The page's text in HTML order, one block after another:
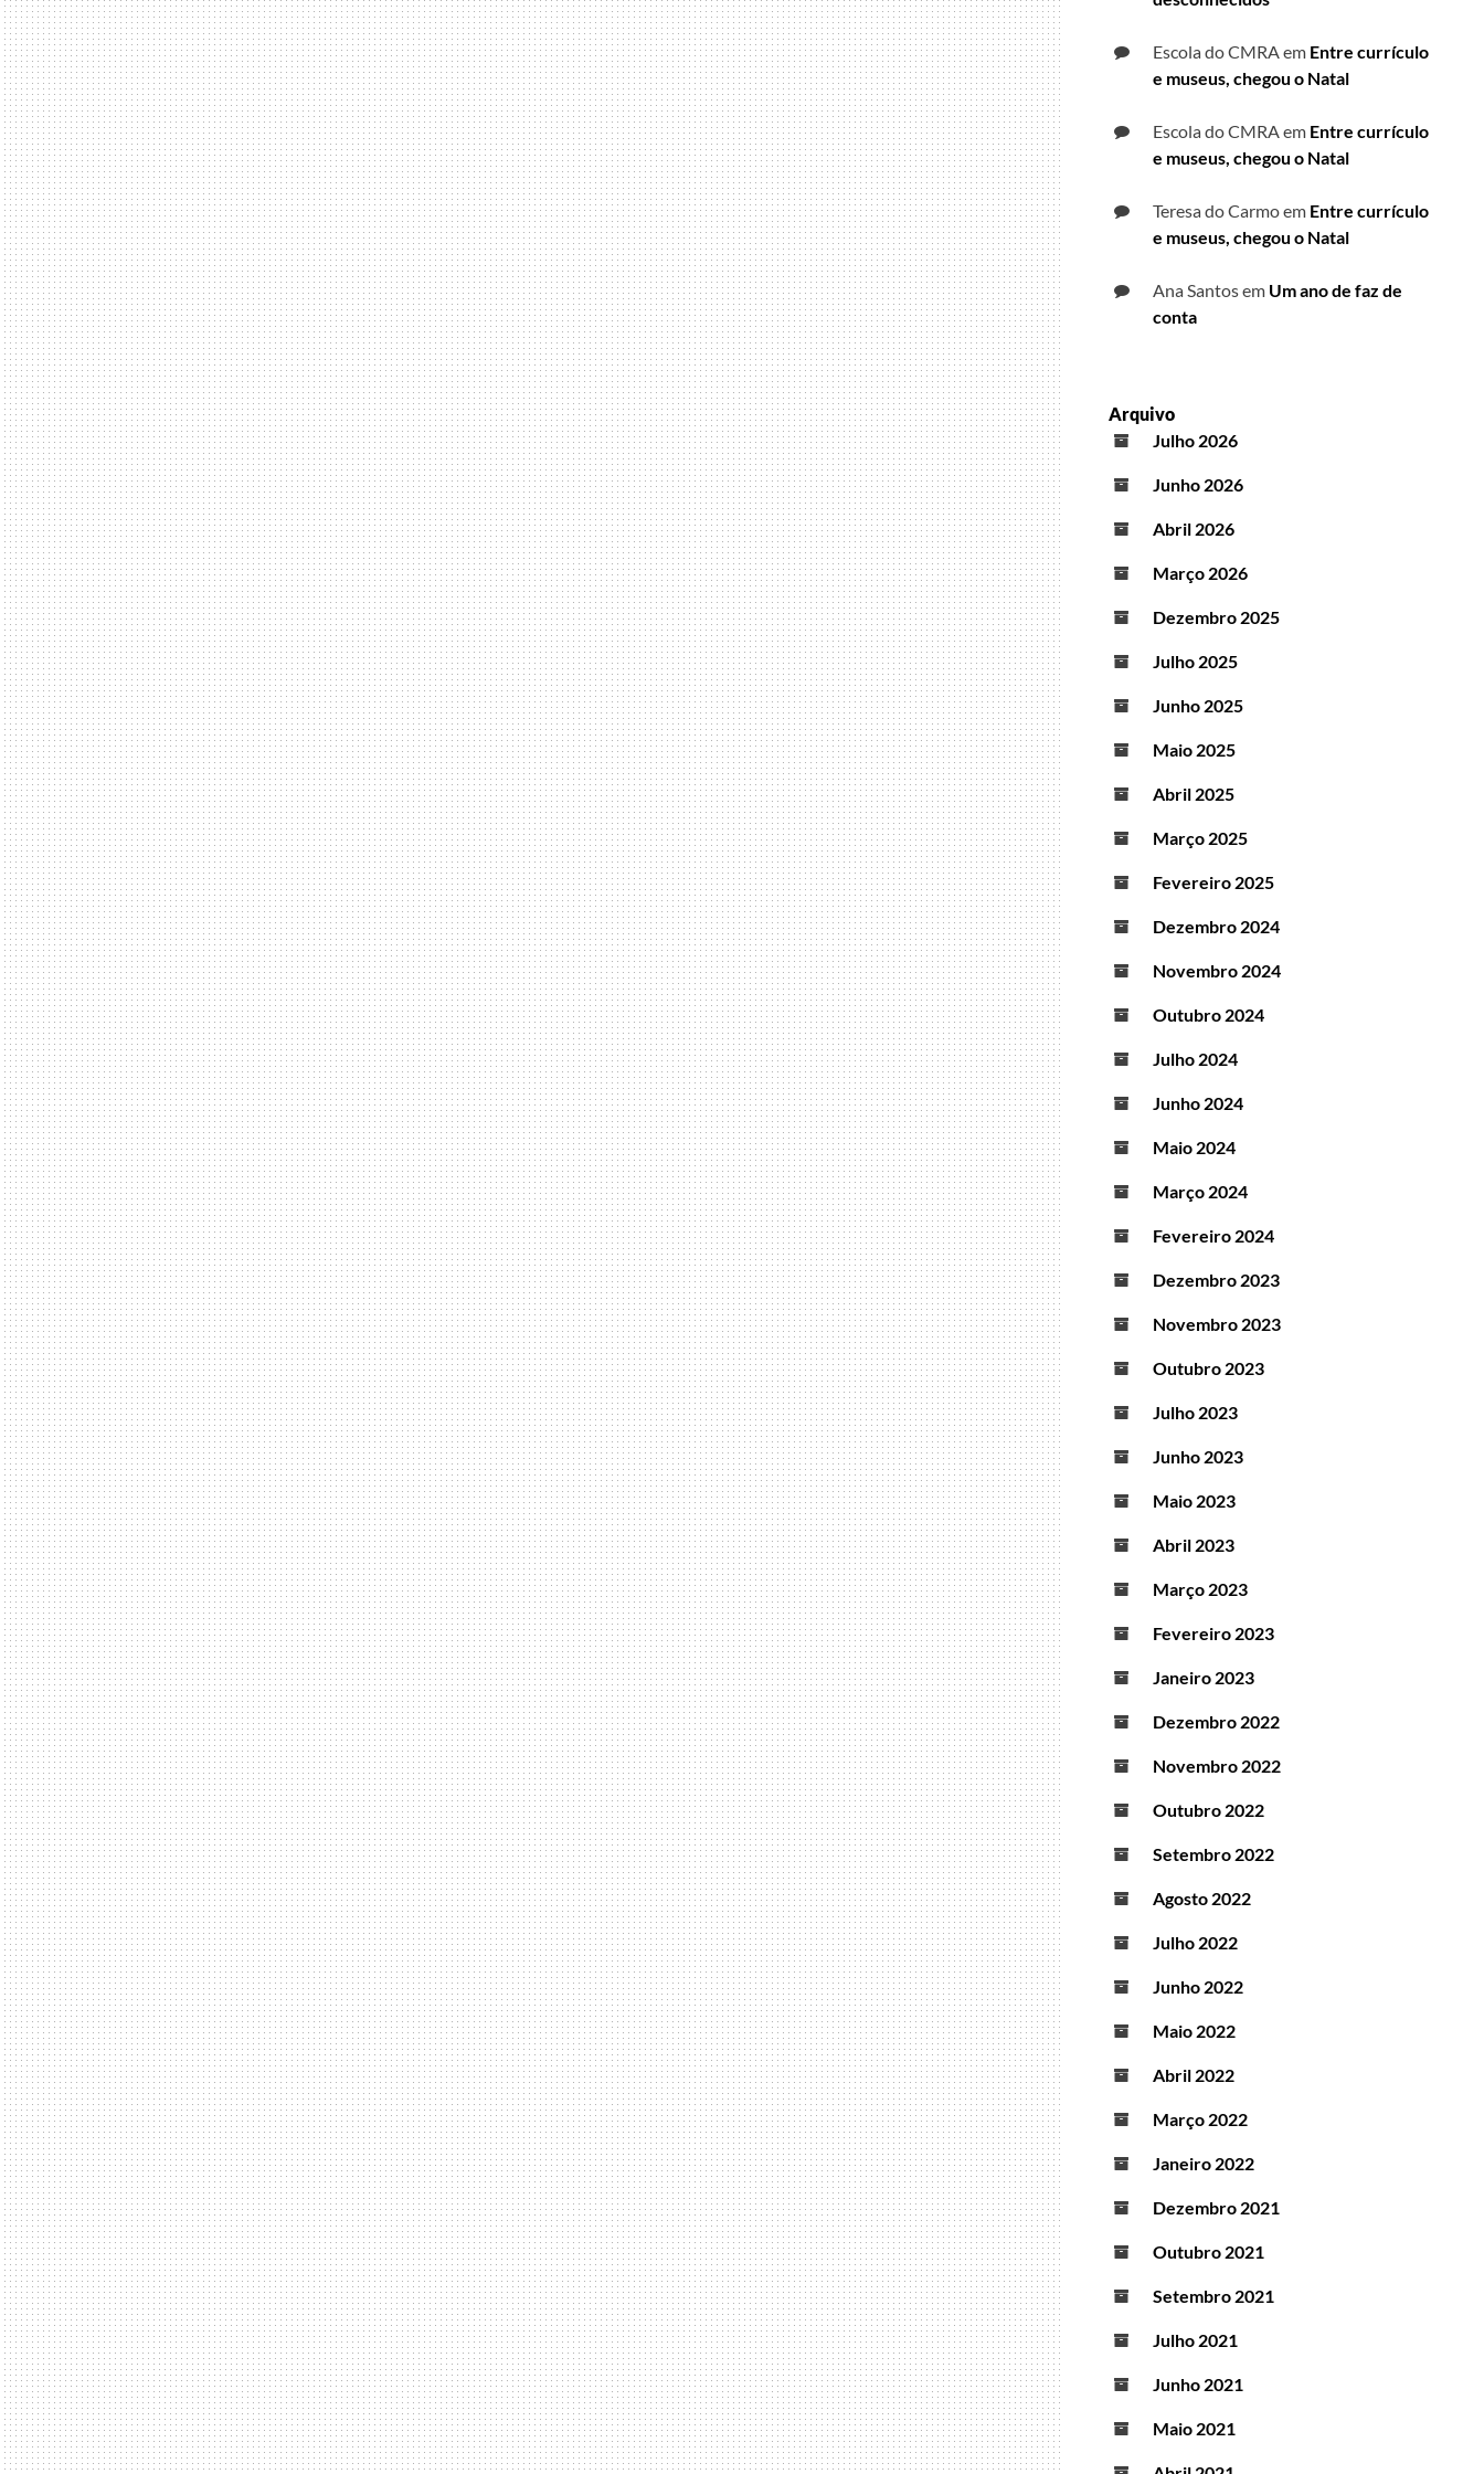
Escola do CMRAem Entre currículo
e museus, chegou o Natal
Escola do CMRAem Entre currículo
e museus, chegou o Natal
Teresa do Carmoem Entre currículo
e museus, chegou o Natal
Ana Santosem Um ano de faz de
conta
Arquivo
Julho 2026
Junho 2026
Abril 2026
Março 2026
Dezembro 2025
Julho 2025
Junho 2025
Maio 2025
Abril 2025
Março 2025
Fevereiro 2025
Dezembro 2024
Novembro 2024
Outubro 2024
Julho 2024
Junho 2024
Maio 2024
Março 2024
Fevereiro 2024
Dezembro 2023
Novembro 2023
Outubro 2023
Julho 2023
Junho 2023
Maio 2023
Abril 2023
Março 2023
Fevereiro 2023
Janeiro 2023
Dezembro 2022
Novembro 2022
Outubro 2022
Setembro 2022
Agosto 2022
Julho 2022
Junho 2022
Maio 2022
Abril 2022
Março 2022
Janeiro 2022
Dezembro 2021
Outubro 2021
Setembro 2021
Julho 2021
Junho 2021
Maio 2021